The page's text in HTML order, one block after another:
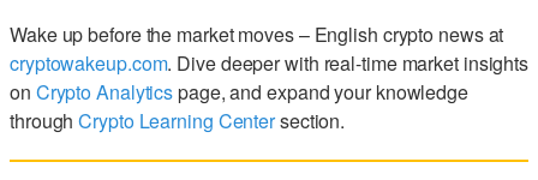
Wake up before the market moves – English crypto news at
cryptowakeup.com. Dive deeper with real-time market insights
on Crypto Analyticspage, and expand your knowledge
throughCrypto Learning Centersection.